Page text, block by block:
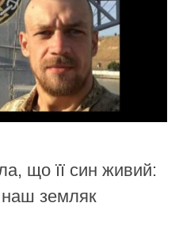
що її син живий:
наш земляк